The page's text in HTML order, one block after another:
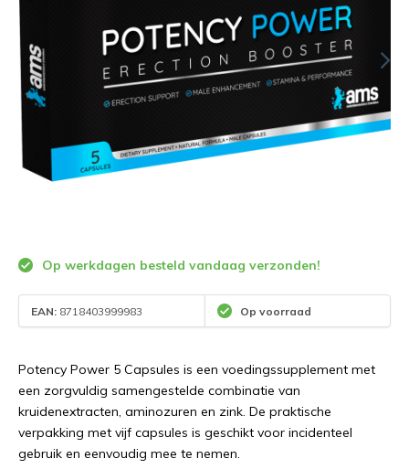
Op werkdagen besteld vandaag verzonden!
EAN: 8718403999983 Op voorraad
Potency Power 5 Capsules is een voedingssupplement met
een zorgvuldig samengestelde combinatie van
kruidenextracten, aminozuren en zink. De praktische
verpakking met vijf capsules is geschikt voor incidenteel
gebruik en eenvoudig mee te nemen.